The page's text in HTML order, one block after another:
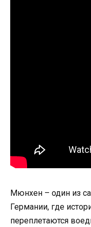
Мюнхен – один из
Германии, где
переплетаются